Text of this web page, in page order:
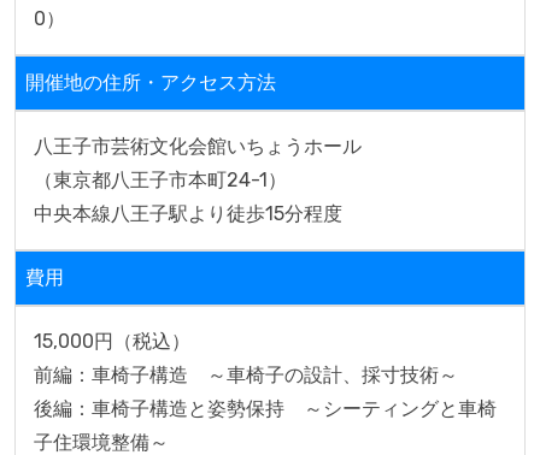
0）
開催地の住所・アクセス方法
八王子市芸術文化会館いちょうホール
（東京都八王子市本町24-1）
中央本線八王子駅より徒歩15分程度
費用
15,000円（税込）
前編：車椅子構造　～車椅子の設計、採寸技術～
後編：車椅子構造と姿勢保持　～シーティングと車椅
子住環境整備～